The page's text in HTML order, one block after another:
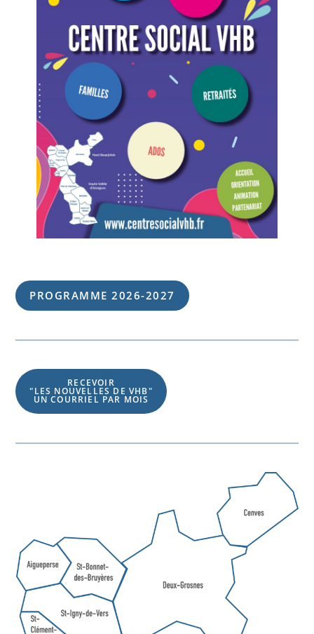
PROGRAMME 2026-2027
RECEVOIR
"LES NOUVELLES DE VHB"
UN COURRIEL PAR MOIS